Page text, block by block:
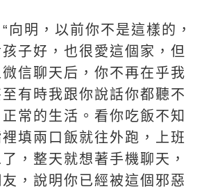
向明，以前你不是這樣的，
子好，也很愛這個家，但
信聊天后，你不再在乎我
有時我跟你說話你都聽不
常的生活。看你吃飯不知
填兩口飯就往外跑，上班
，整天就想著手機聊天，
，說明你已經被這個邪惡